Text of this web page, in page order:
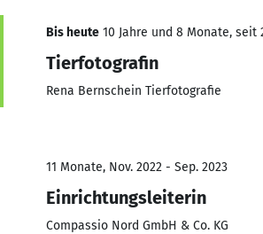
Bis heute 10 Jahre und 8 Monate, seit
Tierfotografin
Rena Bernschein Tierfotografie
11 Monate, Nov. 2022 - Sep. 2023
Einrichtungsleiterin
Compassio Nord GmbH & Co. KG